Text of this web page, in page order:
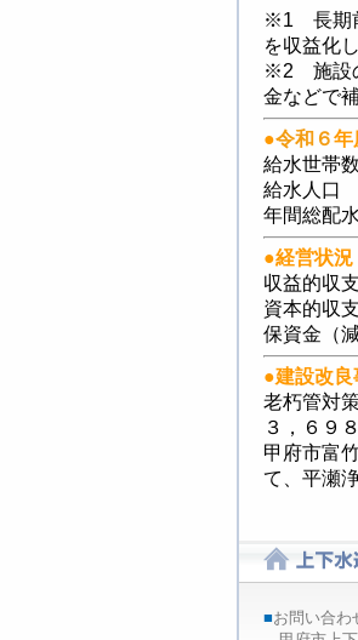
※1 長期前
を収益化
※2 施設の
金などで
●令和６年
給水世帯
給水人口
年間総配
●経営状況
収益的収
資本的収
保資金（
●建設改良
老朽管対
３，６９
甲府市富
て、平瀬
■お問い合わ